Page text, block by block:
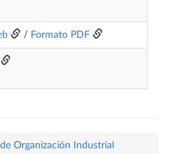
/ Formato PDF
Organización Industrial